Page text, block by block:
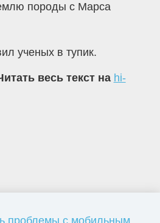
породы с Марса
ученых в тупик.
весь текст на hi-
проблемы с мобильным